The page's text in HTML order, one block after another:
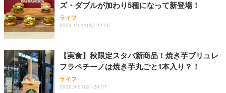
ズ・ダブルが加わり5種になって新登場！
ライフ
2022.10.11(火) 22:26
【実食】秋限定スタバ新商品！焼き芋ブリュレ
フラペチーノは焼き芋丸ごと1本入り？！
ライフ
2022.9.21(水) 20:31